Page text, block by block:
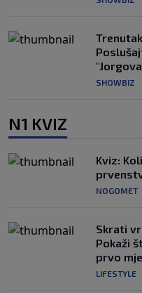
SHOWBIZ
N1 KVIZ
Kviz:
NOGOMET
Skrati
Pokaži
prvo
LIFESTYLE